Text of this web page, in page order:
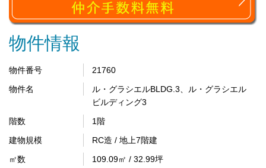
物件情報
物件番号
21760
物件名
ル・グラシエルBLDG.3、ル・グラシエル
ビルディング3
階数
1階
建物規模
RC造 / 地上7階建
㎡数
109.09㎡ / 32.99坪